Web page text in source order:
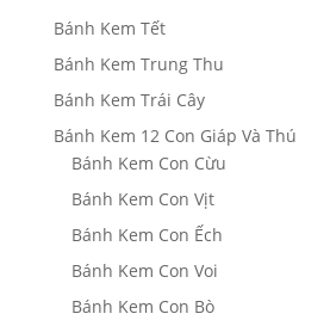
Bánh Kem Tết
Bánh Kem Trung Thu
Bánh Kem Trái Cây
Bánh Kem 12 Con Giáp Và Thú
Bánh Kem Con Cừu
Bánh Kem Con Vịt
Bánh Kem Con Ếch
Bánh Kem Con Voi
Bánh Kem Con Bò